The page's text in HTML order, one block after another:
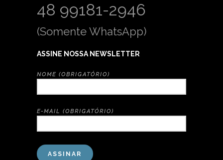
48 99181-2946
(Somente WhatsApp)
ASSINE NOSSA NEWSLETTER
NOME (OBRIGATÓRIO)
E-MAIL (OBRIGATÓRIO)